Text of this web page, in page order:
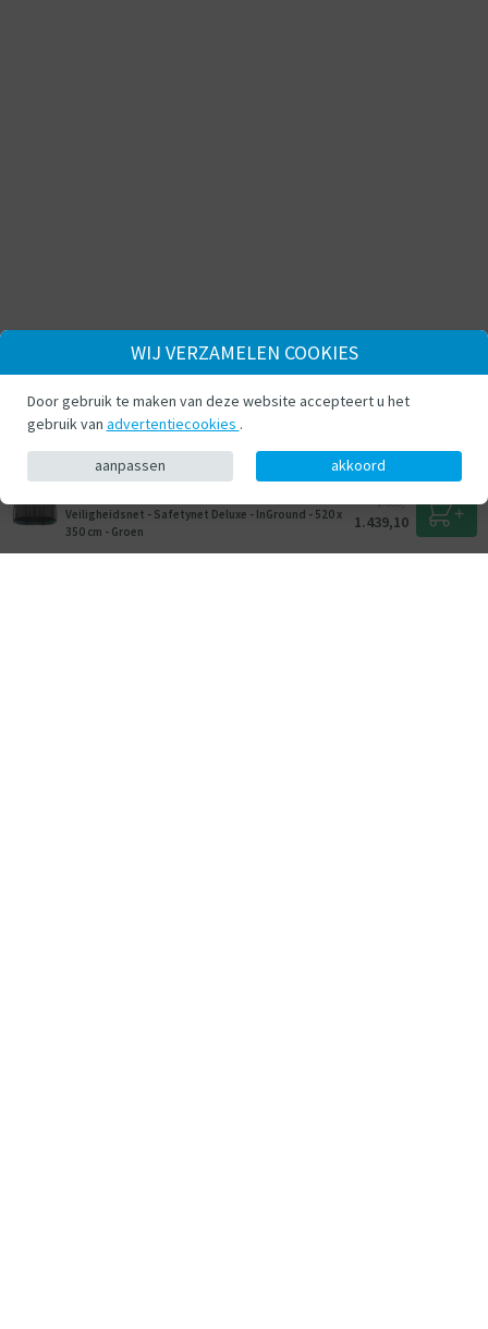
Veiligheidsnet - Safetynet Deluxe - InGround - 520 x
350 cm - Groen
1.599,-
1.439,10
WIJ VERZAMELEN COOKIES
Door gebruik te maken van deze website accepteert u het
gebruik van advertentiecookies .
aanpassen akkoord